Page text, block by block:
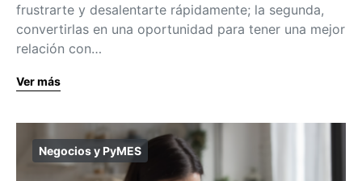
frustrarte y desalentarte rápidamente; la segunda,
convertirlas en una oportunidad para tener una mejor
relación con…
Ver más
Negocios y PyMES